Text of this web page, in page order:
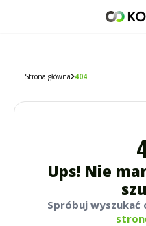
Strona główna 404
Ups! Nie
Spróbuj wyszukać